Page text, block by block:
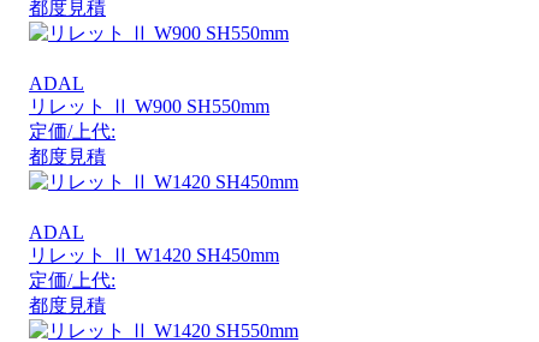
都度見積
ADAL
リレット Ⅱ W900 SH550mm
定価/上代:
都度見積
ADAL
リレット Ⅱ W1420 SH450mm
定価/上代:
都度見積